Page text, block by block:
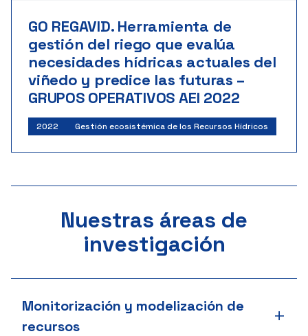
GO REGAVID. Herramienta de
gestión del riego que evalúa
necesidades hídricas actuales del
viñedo y predice las futuras –
GRUPOS OPERATIVOS AEI 2022
2022 Gestión ecosistémica de los Recursos Hídricos
Nuestras áreas de
investigación
Monitorización y modelización de
recursos
+